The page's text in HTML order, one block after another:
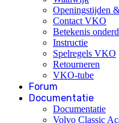
Openingstijden
Contact VKO
Betekenis
Instructie
Spelregels VKO
Retourneren
VKO-tube
Forum
Documentatie
Documentatie
Volvo Classic